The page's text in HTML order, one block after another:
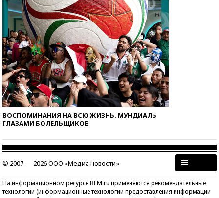
ВОСПОМИНАНИЯ НА ВСЮ ЖИЗНЬ. МУНДИАЛЬ
ГЛАЗАМИ БОЛЕЛЬЩИКОВ
© 2007 — 2026 ООО «Медиа новости»
На информационном ресурсе BFM.ru применяются рекомендательные
технологии (информационные технологии предоставления информации